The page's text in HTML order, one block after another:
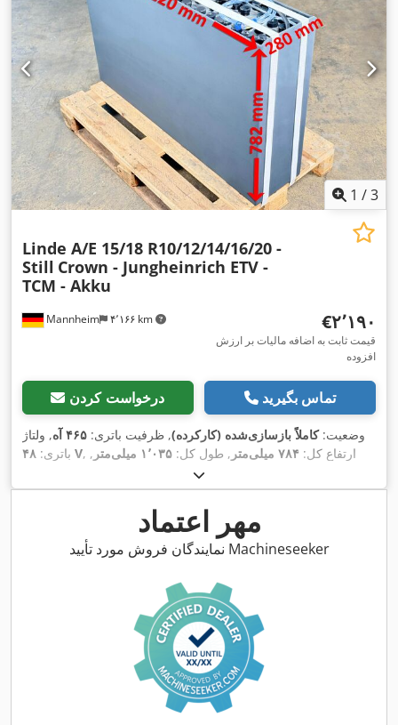
1 /3
Mannheim ۴٬۱۶۶ km
Linde A/E 15/18 R10/12/14/16/20 -
Still Crown - Jungheinrich ETV -
TCM - Akku
‎€۲٬۱۹۰
قیمت ثابت به اضافه مالیات بر ارزش
افزوده
درخواست کردن تماس بگیرید
وضعیت:کاملاً بازسازی‌شده (کارکرده), ظرفیت باتری: ۴۶۵ آه
, ولتاژ
باتری: ۴۸ V , ارتفاع کل: ۷۸۴ میلی‌متر , طول کل: ۱٬۰۳۵ میلی‌متر
,
مهر اعتماد
نمایندگان فروش مورد تأیید Machineseeker